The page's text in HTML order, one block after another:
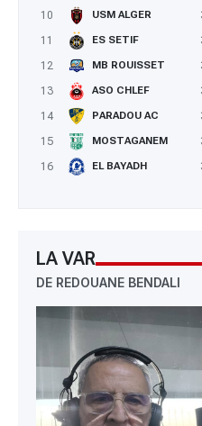
10 USM ALGER
11
ES SETIF
12
MB ROUISSET
13
ASO CHLEF
14
PARADOU AC
15
MOSTAGANEM
16
EL BAYADH
LA VAR
DE REDOUANE BENDALI